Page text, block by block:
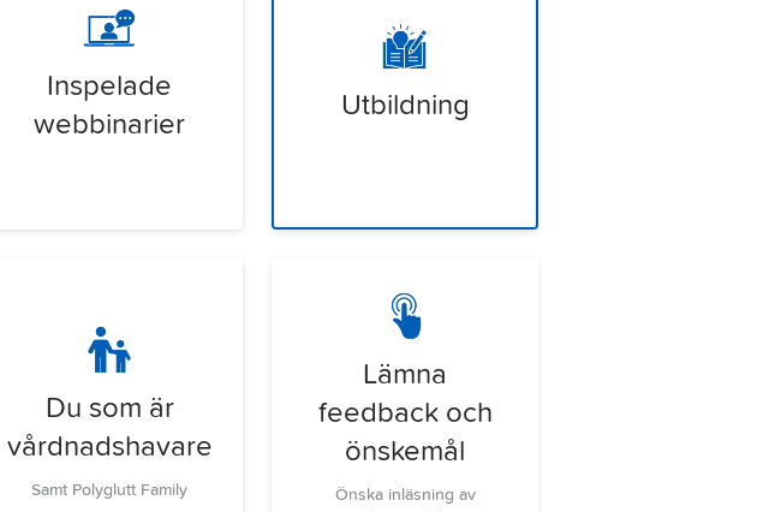
Inspelade
webbinarier
Utbildning
Du som är
vårdnadshavare
Samt Polyglutt Family
Lämna
feedback och
önskemål
Önska inläsning av